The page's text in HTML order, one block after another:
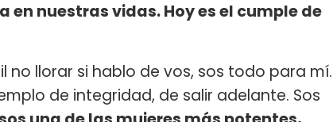
nuestras vidas. Hoy es el cumple de
no llorar si hablo de vos, sos todo para mí.
de integridad, de salir adelante. Sos